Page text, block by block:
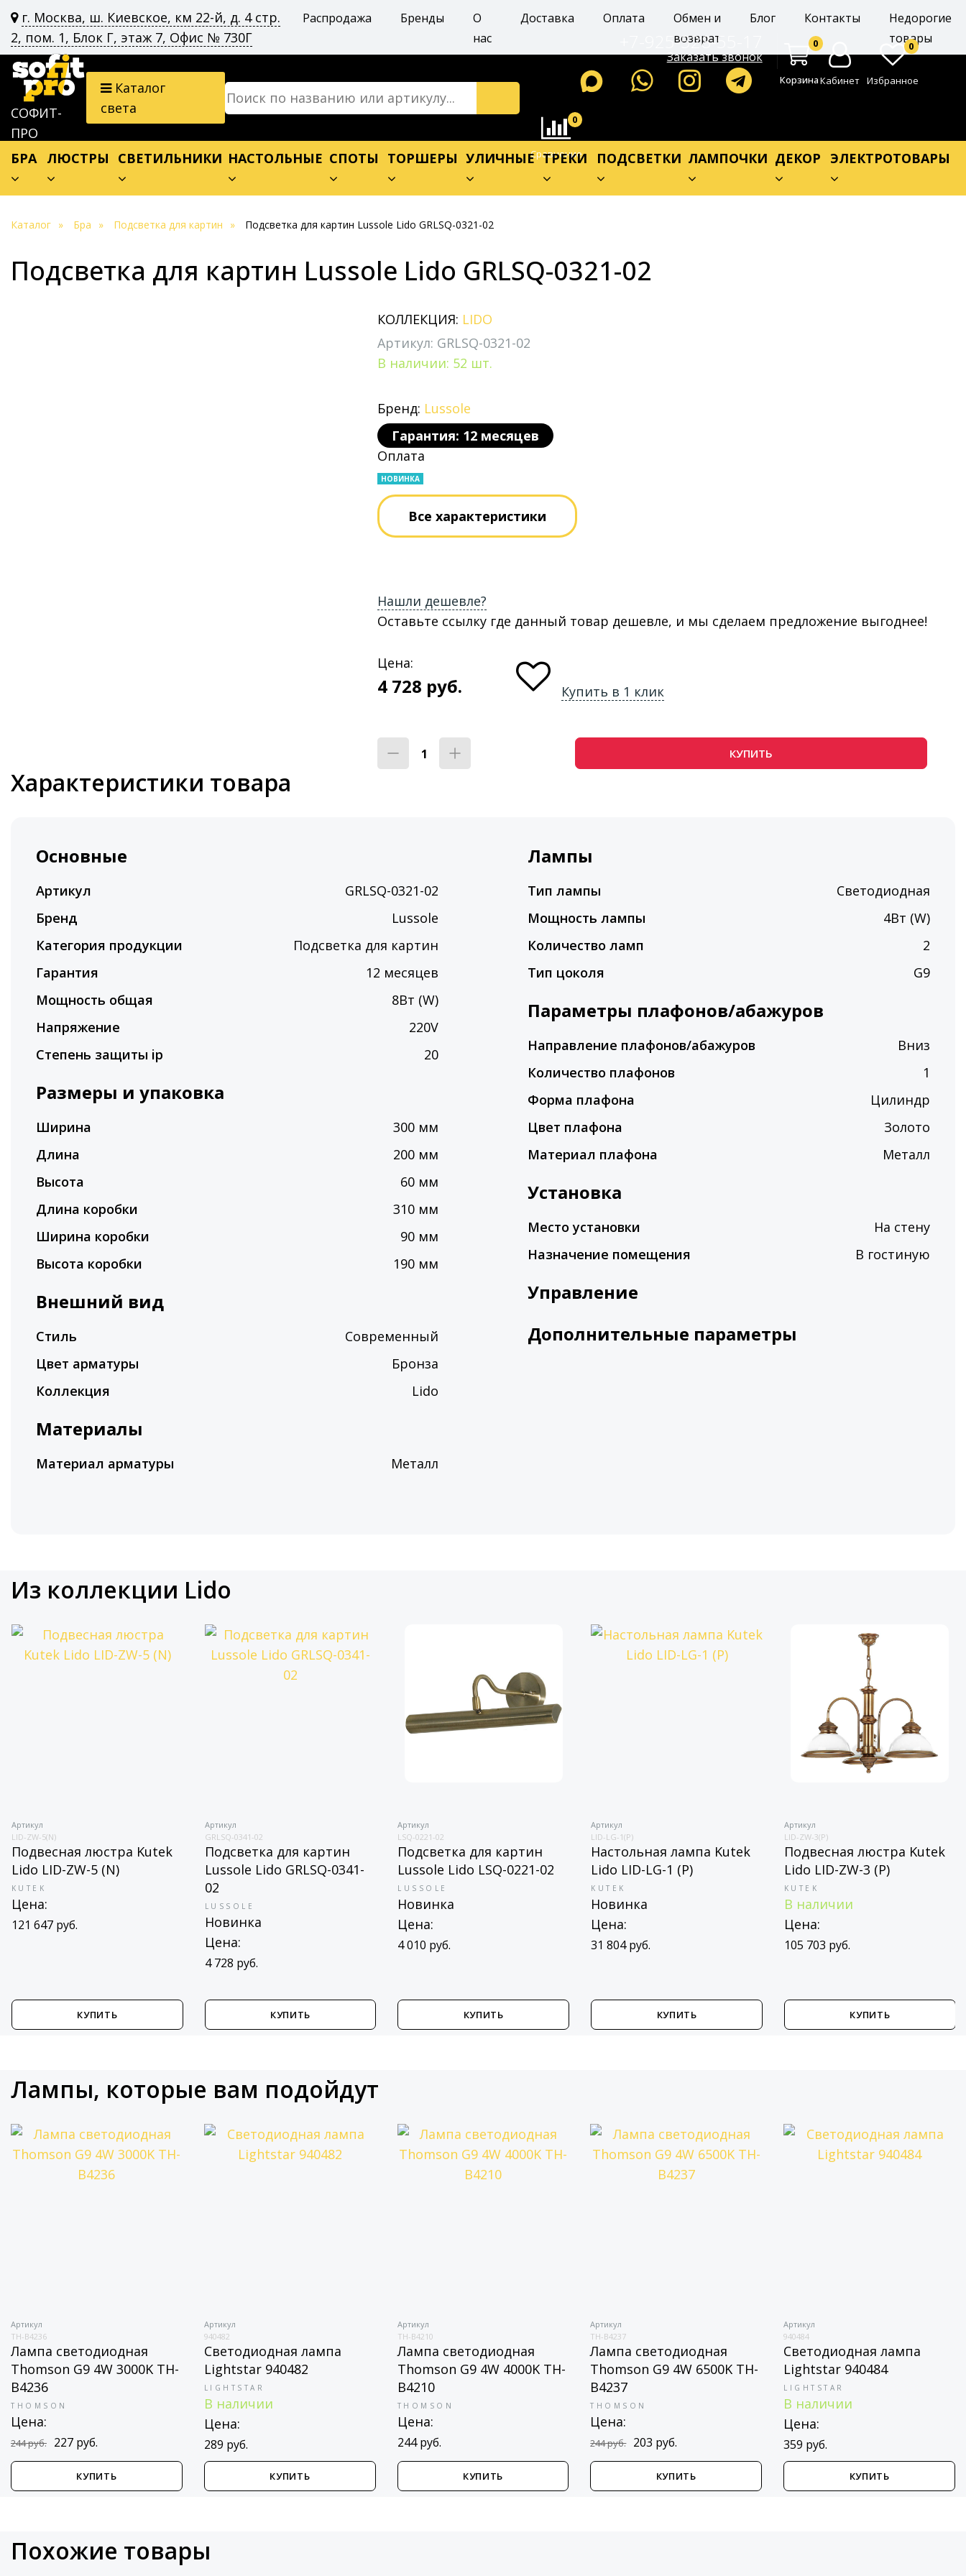
г. Москва, ш. Киевское, км 22-й, д. 4 стр.
2, пом. 1, Блок Г, этаж 7, Офис № 730Г
Распродажа Бренды
О
нас
Доставка Оплата
Обмен и
возврат
Блог Контакты
Недорогие
товары
СОФИТ-
ПРО
Каталог
света
+7-925-528-55-17
Заказать звонок
0
КорзинаКабинет
0
Избранное
0
Сравнение
БРА ЛЮСТРЫ СВЕТИЛЬНИКИ НАСТОЛЬНЫЕ СПОТЫ ТОРШЕРЫ УЛИЧНЫЕ ТРЕКИ ПОДСВЕТКИ ЛАМПОЧКИ ДЕКОР ЭЛЕКТРОТОВАРЫ
Каталог Бра Подсветка для картин Подсветка для картин Lussole Lido GRLSQ-0321-02
Подсветка для картин Lussole Lido GRLSQ-0321-02
КОЛЛЕКЦИЯ: LIDO
Артикул: GRLSQ-0321-02
В наличии: 52 шт.
Бренд: Lussole
Гарантия: 12 месяцев
Оплата
НОВИНКА
Все характеристики
Нашли дешевле?
Оставьте ссылку где данный товар дешевле, и мы сделаем предложение выгоднее!
Цена:
4 728 руб. Купить в 1 клик
КУПИТЬ
Характеристики товара
Основные
Артикул
GRLSQ-0321-02
Бренд
Lussole
Категория продукции
Подсветка для картин
Гарантия
12 месяцев
Мощность общая
8Вт (W)
Напряжение
220V
Степень защиты ip
20
Размеры и упаковка
Ширина
300 мм
Длина
200 мм
Высота
60 мм
Длина коробки
310 мм
Ширина коробки
90 мм
Высота коробки
190 мм
Внешний вид
Стиль
Современный
Цвет арматуры
Бронза
Коллекция
Lido
Материалы
Материал арматуры Металл
Лампы
Тип лампы
Светодиодная
Мощность лампы
4Вт (W)
Количество ламп
2
Тип цоколя
G9
Параметры плафонов/абажуров
Направление плафонов/абажуров
Вниз
Количество плафонов
1
Форма плафона
Цилиндр
Цвет плафона
Золото
Материал плафона
Металл
Установка
Место установки
На стену
Назначение помещения
В гостиную
Управление
Дополнительные параметры
Из коллекции Lido
Артикул
LID-ZW-5(N)
Подвесная люстра Kutek
Lido LID-ZW-5 (N)
KUTEK
Цена:
121 647 руб.
КУПИТЬ
Артикул
GRLSQ-0341-02
Подсветка для картин
Lussole Lido GRLSQ-0341-
02
LUSSOLE
Новинка
Цена:
4 728 руб.
КУПИТЬ
Артикул
LSQ-0221-02
Подсветка для картин
Lussole Lido LSQ-0221-02
LUSSOLE
Новинка
Цена:
4 010 руб.
КУПИТЬ
Артикул
LID-LG-1(P)
Настольная лампа Kutek
Lido LID-LG-1 (P)
KUTEK
Новинка
Цена:
31 804 руб.
КУПИТЬ
Артикул
LID-ZW-3(P)
Подвесная люстра Kutek
Lido LID-ZW-3 (P)
KUTEK
В наличии
Цена:
105 703 руб.
КУПИТЬ
Лампы, которые вам подойдут
Артикул
TH-B4236
Лампа светодиодная
Thomson G9 4W 3000K TH-
B4236
THOMSON
Цена:
244 руб. 227 руб.
КУПИТЬ
Артикул
940482
Светодиодная лампа
Lightstar 940482
LIGHTSTAR
В наличии
Цена:
289 руб.
КУПИТЬ
Артикул
TH-B4210
Лампа светодиодная
Thomson G9 4W 4000K TH-
B4210
THOMSON
Цена:
244 руб.
КУПИТЬ
Артикул
TH-B4237
Лампа светодиодная
Thomson G9 4W 6500K TH-
B4237
THOMSON
Цена:
244 руб. 203 руб.
КУПИТЬ
Артикул
940484
Светодиодная лампа
Lightstar 940484
LIGHTSTAR
В наличии
Цена:
359 руб.
КУПИТЬ
Похожие товары